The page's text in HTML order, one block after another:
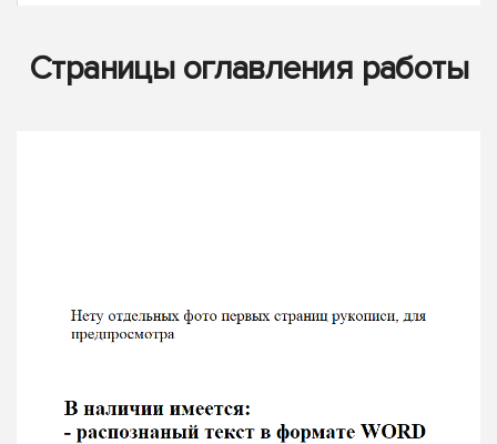
Страницы оглавления работы